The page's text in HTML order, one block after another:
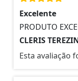
Excelente
PRODUTO
CLERIS
Esta avaliação